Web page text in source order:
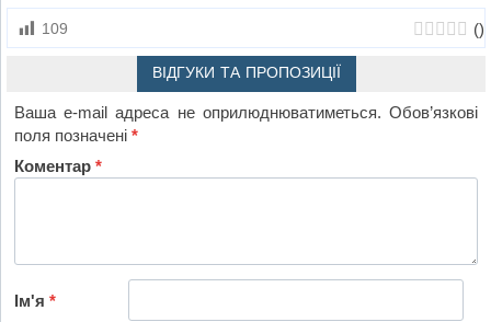
109 ()
ВІДГУКИ ТА ПРОПОЗИЦІЇ
Ваша e-mail адреса не оприлюднюватиметься. Обов’язкові
поля позначені*
Коментар*
Ім'я*